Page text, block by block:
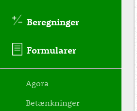
Beregninger
Formularer
Agora
Betænkninger